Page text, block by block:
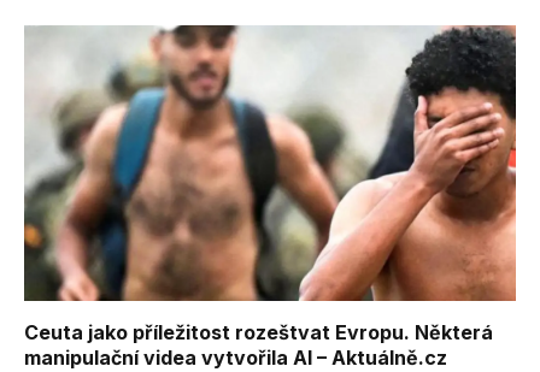
Ceuta jako příležitost rozeštvat Evropu. Některá
manipulační videa vytvořila AI – Aktuálně.cz